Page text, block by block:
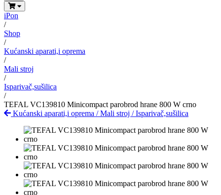
iPon
/
Shop
/
Kućanski aparati,i oprema
/
Mali stroj
/
Isparivač,sušilica
/
TEFAL VC139810 Minicompact parobrod hrane 800 W crno
Kućanski aparati,i oprema /Mali stroj /Isparivač,sušilica